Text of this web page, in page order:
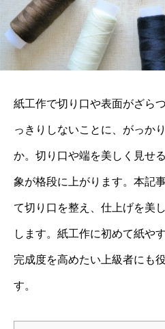
紙工作で切り口や表面がざら
っきりしないことに、がっか
か。切り口や端を美しく見せ
象が格段に上がります。本記
て切り口を整え、仕上げを美
します。紙工作に初めて紙や
完成度を高めたい上級者にも
す。